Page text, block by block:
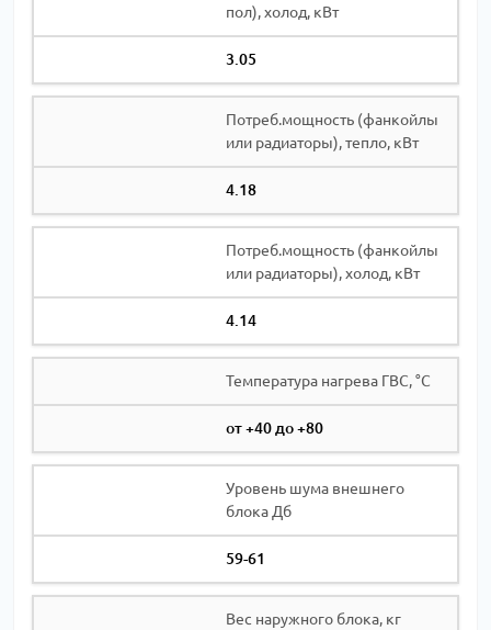
пол), холод, кВт
3.05
Потреб.мощность (фанкойлы
или радиаторы), тепло, кВт
4.18
Потреб.мощность (фанкойлы
или радиаторы), холод, кВт
4.14
Температура нагрева ГВС, °C
от +40 до +80
Уровень шума внешнего
блока Дб
59-61
Вес наружного блока, кг